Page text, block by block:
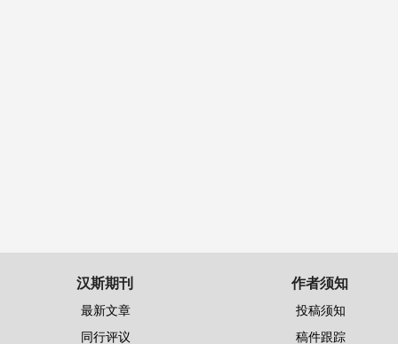
汉斯期刊
最新文章
同行评议
作者须知
投稿须知
稿件跟踪